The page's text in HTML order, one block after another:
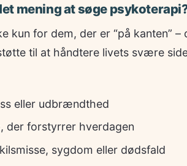
mening at søge
kun for dem, der er “på kanten”
til at håndtere livets svære
eller udbrændthed
der forstyrrer hverdagen
sygdom eller dødsfald